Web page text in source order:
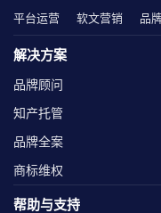
平台运营 软文营销 品
解决方案
品牌顾问
知产托管
品牌全案
商标维权
帮助与支持